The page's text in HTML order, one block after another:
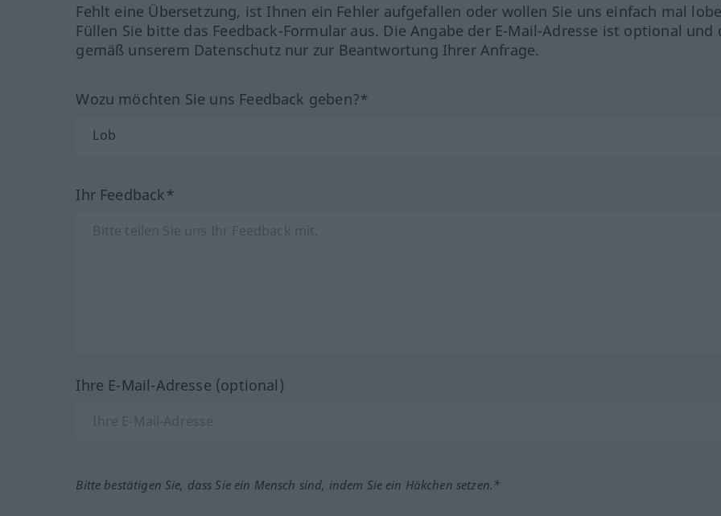
Fehlt eine Übersetzung, ist Ihnen ein Fehler aufgefallen oder wollen Sie uns einfach mal
Füllen Sie bitte das Feedback-Formular aus. Die Angabe der E-Mail-Adresse ist optional und
gemäß unserem Datenschutz nur zur Beantwortung Ihrer Anfrage.
Wozu möchten Sie uns Feedback geben?*
Ihr Feedback*
Ihre E-Mail-Adresse (optional)
Bitte bestätigen Sie, dass Sie ein Mensch sind, indem Sie ein Häkchen setzen.*